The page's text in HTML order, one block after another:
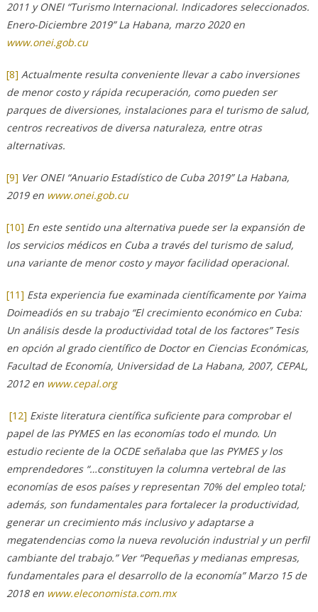
2011 y ONEI “Turismo Internacional. Indicadores seleccionados.
Enero-Diciembre 2019” La Habana, marzo 2020 en
www.onei.gob.cu
[8] Actualmente resulta conveniente llevar a cabo inversiones
de menor costo y rápida recuperación, como pueden ser
parques de diversiones, instalaciones para el turismo de salud,
centros recreativos de diversa naturaleza, entre otras
alternativas.
[9] Ver ONEI “Anuario Estadístico de Cuba 2019” La Habana,
2019 en www.onei.gob.cu
[10] En este sentido una alternativa puede ser la expansión de
los servicios médicos en Cuba a través del turismo de salud,
una variante de menor costo y mayor facilidad operacional.
[11] Esta experiencia fue examinada científicamente por Yaima
Doimeadiós en su trabajo “El crecimiento económico en Cuba:
Un análisis desde la productividad total de los factores” Tesis
en opción al grado científico de Doctor en Ciencias Económicas,
Facultad de Economía, Universidad de La Habana, 2007, CEPAL,
2012 en www.cepal.org
[12] Existe literatura científica suficiente para comprobar el
papel de las PYMES en las economías todo el mundo. Un
estudio reciente de la OCDE señalaba que las PYMES y los
emprendedores “…constituyen la columna vertebral de las
economías de esos países y representan 70% del empleo total;
además, son fundamentales para fortalecer la productividad,
generar un crecimiento más inclusivo y adaptarse a
megatendencias como la nueva revolución industrial y un perfil
cambiante del trabajo.” Ver “Pequeñas y medianas empresas,
fundamentales para el desarrollo de la economía” Marzo 15 de
2018 en www.eleconomista.com.mx